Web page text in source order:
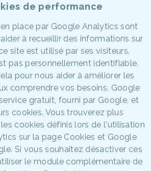
de performance
place par Google Analytics sont
à recueillir des informations sur
site est utilisé par ses visiteurs.
pas personnellement identifiable.
pour nous aider à améliorer les
comprendre vos besoins. Google
gratuit, fourni par Google, et
cookies. Vous trouverez plus
cookies définis lors de l'utilisation
sur la page Cookies et Google
Si vous souhaitez désactiver ces
le module complémentaire de